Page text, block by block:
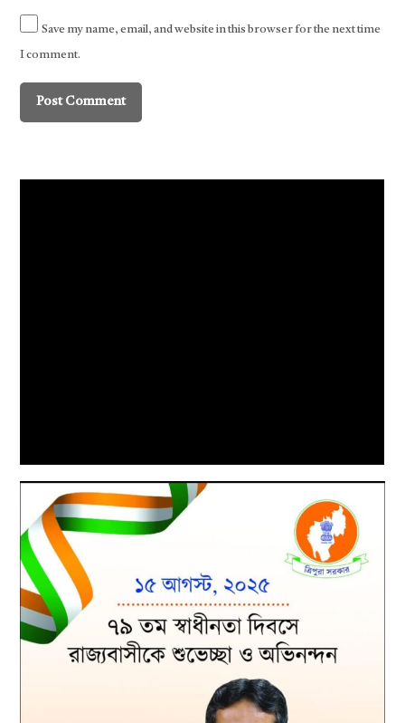
Save my name, email, and website in this browser for the next time
I comment.